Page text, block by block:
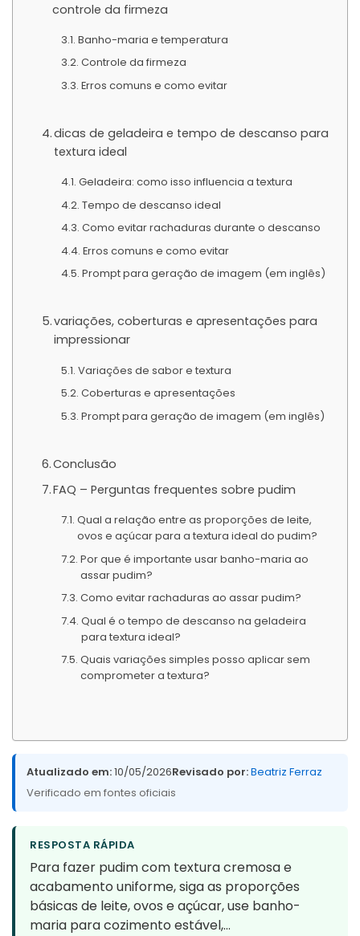
controle da firmeza
Banho-maria e temperatura
Controle da firmeza
Erros comuns e como evitar
dicas de geladeira e tempo de descanso para
textura ideal
Geladeira: como isso influencia a textura
Tempo de descanso ideal
Como evitar rachaduras durante o descanso
Erros comuns e como evitar
Prompt para geração de imagem (em inglês)
variações, coberturas e apresentações para
impressionar
Variações de sabor e textura
Coberturas e apresentações
Prompt para geração de imagem (em inglês)
Conclusão
FAQ – Perguntas frequentes sobre pudim
Qual a relação entre as proporções de leite,
ovos e açúcar para a textura ideal do pudim?
Por que é importante usar banho-maria ao
assar pudim?
Como evitar rachaduras ao assar pudim?
Qual é o tempo de descanso na geladeira
para textura ideal?
Quais variações simples posso aplicar sem
comprometer a textura?
Atualizado em:10/05/2026Revisado por:Beatriz Ferraz
Verificado em fontes oficiais
RESPOSTA RÁPIDA
Para fazer pudim com textura cremosa e
acabamento uniforme, siga as proporções
básicas de leite, ovos e açúcar, use banho-
maria para cozimento estável,…